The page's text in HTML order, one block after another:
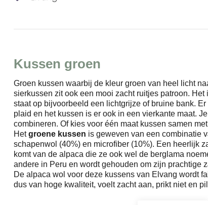
Kussen groen
Groen kussen waarbij de kleur groen van heel licht
sierkussen zit ook een mooi zacht ruitjes patroon.
staat op bijvoorbeeld een lichtgrijze of bruine bank.
plaid en het kussen is er ook in een vierkante maat.
combineren. Of kies voor één maat kussen samen
Hetgroene kussen is geweven van een combinatie
schapenwol (40%) en microfiber (10%). Een heerlijk
komt van de alpaca die ze ook wel de berglama
andere in Peru en wordt gehouden om zijn prachtige
De alpaca wol voor deze kussens van Elvang wordt
dus van hoge kwaliteit, voelt zacht aan, prikt niet en